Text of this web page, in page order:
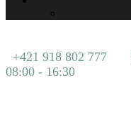
+421 918 802 777
08:00 - 16:30